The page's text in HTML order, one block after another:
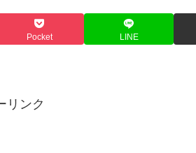
Pocket LINE
リンク